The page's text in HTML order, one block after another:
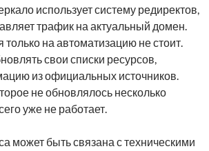
использует систему редиректов,
трафик на актуальный домен.
только на автоматизацию не стоит.
свои списки ресурсов,
из официальных источников.
не обновлялось несколько
уже не работает.
может быть связана с техническими